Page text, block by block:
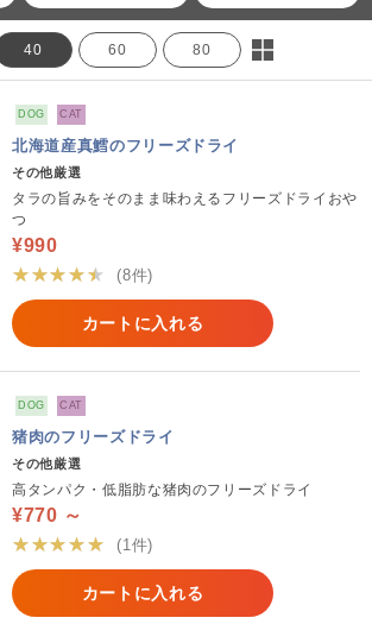
40 60 80
DOG CAT
北海道産真鱈のフリーズドライ
その他厳選
タラの旨みをそのまま味わえるフリーズドライおや
つ
¥990
★★★★★
(8件)
カートに入れる
DOG CAT
猪肉のフリーズドライ
その他厳選
高タンパク・低脂肪な猪肉のフリーズドライ
¥770 ～
★★★★★
(1件)
カートに入れる